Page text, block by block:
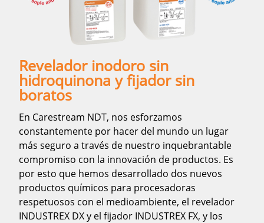
Revelador inodoro sin
hidroquinona y fijador sin
boratos
En Carestream NDT, nos esforzamos
constantemente por hacer del mundo un lugar
más seguro a través de nuestro inquebrantable
compromiso con la innovación de productos. Es
por esto que hemos desarrollado dos nuevos
productos químicos para procesadoras
respetuosos con el medioambiente, el revelador
INDUSTREX DX y el fijador INDUSTREX FX, y los